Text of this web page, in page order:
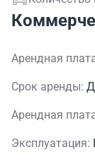
Арендная
Срок аренды:
Арендная
Эксплуатация: